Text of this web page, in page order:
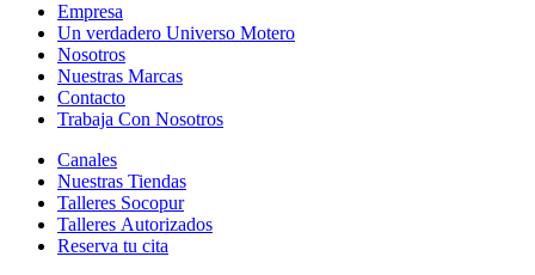
Empresa
Un verdadero Universo Motero
Nosotros
Nuestras Marcas
Contacto
Trabaja Con Nosotros
Canales
Nuestras Tiendas
Talleres Socopur
Talleres Autorizados
Reserva tu cita